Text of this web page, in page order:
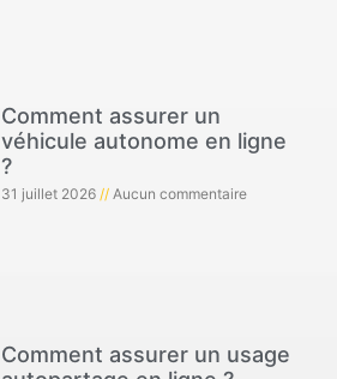
Comment assurer un
véhicule autonome en ligne
?
31 juillet 2026 Aucun commentaire
Comment assurer un usage